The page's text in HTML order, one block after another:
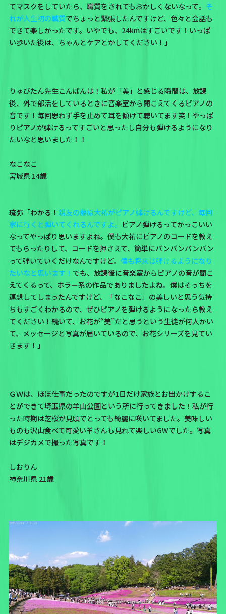
てマスクをしていたら、職質をされてもおかしくないなって。 そ
れが人生初の職質でちょっと緊張したんですけど、色々と会話も
できて楽しかったです。いやでも、24kmはすごいです！いっぱ
い歩いた後は、ちゃんとケアとかしてください！」
りゅびたん先生こんばんは！私が「美」と感じる瞬間は、放課
後、外で部活をしているときに音楽室から聞こえてくるピアノの
音です！毎回思わず手を止めて耳を傾けて聴いてます笑！やっぱ
りピアノが弾けるってすごいと思ったし自分も弾けるようになり
たいなと思いました！！
なこなこ
宮城県 14歳
琉弥「わかる！ 親友の藤原大祐がピアノ弾けるんですけど、毎回
家に行くと弾いてくれるんですよ。 ピアノ弾けるってかっこいい
なってやっぱり思いますよね。僕も大祐にピアノのコードを教え
てもらったりして、コードを押さえて、簡単にバンバンバンバン
って弾いていくだけなんですけど。 僕も将来は弾けるようになり
たいなと思います！ でも、放課後に音楽室からピアノの音が聞こ
えてくるって、ホラー系の作品でありましたよね。僕はそっちを
連想してしまったんですけど、「なこなこ」の美しいと思う気持
ちもすごくわかるので、ぜひピアノを弾けるようになったら教え
てください！続いて、お花が“美”だと思うという生徒が何人かい
て、メッセージと写真が届いているので、お花シリーズを見てい
きます！」
ＧＷは、ほぼ仕事だったのですが1日だけ家族とお出かけするこ
とができて埼玉県の羊山公園という所に行ってきました！私が行
った時期は芝桜が見頃でとっても綺麗に咲いてました。美味しい
ものも沢山食べて可愛い羊さんも見れて楽しいGWでした。写真
はデジカメで撮った写真です！
しおりん
神奈川県 21歳